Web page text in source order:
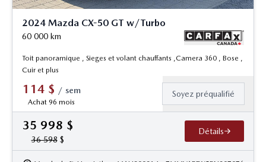
2024 Mazda CX-50 GT w/Turbo
60 000 km
Toit panoramique , Sieges et volant chauffants ,Camera 360 , Bose ,
Cuir et plus
114 $ / sem
Achat 96 mois
Soyez préqualifié
35 998 $
36 598$
Détails